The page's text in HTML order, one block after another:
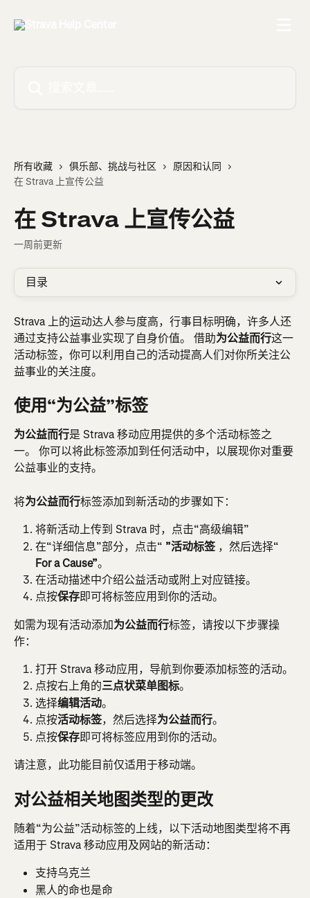
所有收藏 俱乐部、挑战与社区
原因和认同
在 Strava 上宣传公益
在 Strava 上宣传公益
一周前更新
目录
Strava 上的运动达人参与度高，行事目标明确，许多人还
通过支持公益事业实现了自身价值。 借助为公益而行这一
活动标签，你可以利用自己的活动提高人们对你所关注公
益事业的关注度。
使用“为公益”标签
为公益而行是 Strava 移动应用提供的多个活动标签之
一。 你可以将此标签添加到任何活动中，以展现你对重要
公益事业的支持。
将为公益而行标签添加到新活动的步骤如下：
将新活动上传到 Strava 时，点击“高级编辑”
在“详细信息”部分，点击“ ”活动标签 ，然后选择“
For a Cause”。
在活动描述中介绍公益活动或附上对应链接。
点按保存即可将标签应用到你的活动。
如需为现有活动添加为公益而行标签，请按以下步骤操
作：
打开 Strava 移动应用，导航到你要添加标签的活动。
点按右上角的三点状菜单图标。
选择编辑活动。
点按活动标签，然后选择为公益而行。
点按保存即可将标签应用到你的活动。
请注意，此功能目前仅适用于移动端。
对公益相关地图类型的更改
随着“为公益”活动标签的上线，以下活动地图类型将不再
适用于 Strava 移动应用及网站的新活动：
支持乌克兰
黑人的命也是命